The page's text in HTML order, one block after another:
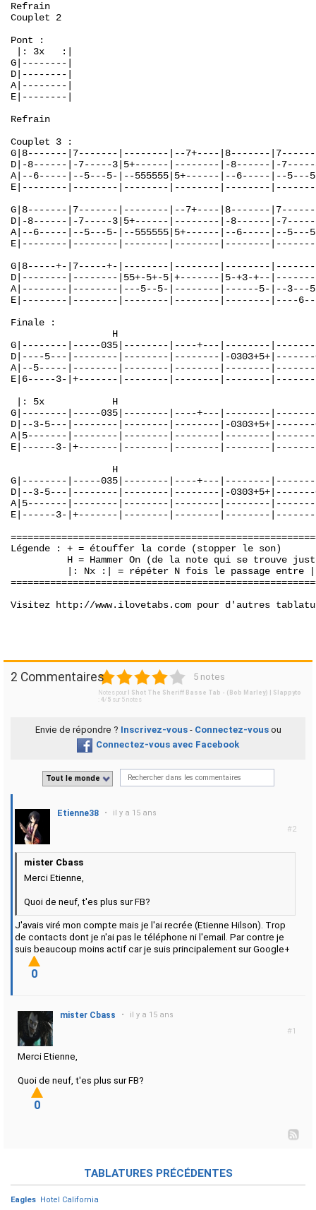
Refrain
Couplet 2
Pont :
|: 3x   :|
G|--------|
D|--------|
A|--------|
E|--------|
Refrain
Couplet 3 :
G|8-------|7-------|--------|--7+----|8-------
D|-8------|-7-----3|5+------|--------|-8------|-7-----
A|--6-----|--5---5-|--555555|5+------|--6-----|--5---
E|--------|--------|--------|--------|--------
G|8-------|7-------|--------|--7+----|8-------
D|-8------|-7-----3|5+------|--------|-8------|-7-----
A|--6-----|--5---5-|--555555|5+------|--6-----|--5---
E|--------|--------|--------|--------|--------
G|8-----+-|7-----+-|--------|--------|--------
D|--------|--------|55+-5+-5|+-------|5-+3-+--
A|--------|--------|---5--5-|--------|------5-|--3---
E|--------|--------|--------|--------|--------|----
Finale :
                  H
G|--------|-----035|--------|----+---|--------
D|----5---|--------|--------|--------|-0303+5+|-------
A|--5-----|--------|--------|--------|--------
E|6-----3-|+-------|--------|--------|--------
|: 5x            H
G|--------|-----035|--------|----+---|--------
D|--3-5---|--------|--------|--------|-0303+5+|-------
A|5-------|--------|--------|--------|--------
E|------3-|+-------|--------|--------|--------
                  H
G|--------|-----035|--------|----+---|--------
D|--3-5---|--------|--------|--------|-
A|5-------|--------|--------|--------|--------
E|------3-|+-------|--------|--------|--------
Légende : + = étouffer la corde (stopper le son)
H = Hammer On (de la note qui se trouve
|: Nx :| = répéter N fois le passage entre
Visitez http://www.ilovetabs.com pour d'autres
2 Commentaires
1 2 3 4 5 notes
Notes pour
I Shot The Sheriff Basse Tab - (Bob Marley) | Slappyto
4/ 5 sur 5 notes
Envie de répondre ? Inscrivez-vous- Connectez-vousou
Connectez-vous avec Facebook
Tout le monde
#2
Etienne38 • il y a 15 ans
mister Cbass
Merci Etienne,
Quoi de neuf, t'es plus sur FB?
J'avais viré mon compte mais je l'ai recrée (Etienne Hilson). Trop
de contacts dont je n'ai pas le téléphone ni l'email. Par contre je
suis beaucoup moins actif car je suis principalement sur Google+
0
#1
mister Cbass • il y a 15 ans
Merci Etienne,
Quoi de neuf, t'es plus sur FB?
0
TABLATURES PRÉCÉDENTES
Eagles Hotel California